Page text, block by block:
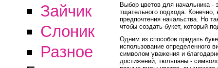
Зайчик
Слоник
Разное
Выбор цветов для начальника -
тщательного подхода.
предпочтения начальства. Но
чтобы создать букет, который
Одним из способов придать
использование определенного
символом уважения и
достижений, тюльпаны -